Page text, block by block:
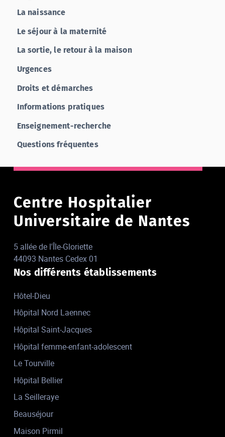
La naissance
Le séjour à la maternité
La sortie, le retour à la maison
Urgences
Droits et démarches
Informations pratiques
Enseignement-recherche
Questions fréquentes
Centre Hospitalier
Universitaire de Nantes
5 allée de l'Île-Gloriette
44093 Nantes Cedex 01
Nos différents établissements
Hôtel-Dieu
Hôpital Nord Laennec
Hôpital Saint-Jacques
Hôpital femme-enfant-adolescent
Le Tourville
Hôpital Bellier
La Seilleraye
Beauséjour
Maison Pirmil